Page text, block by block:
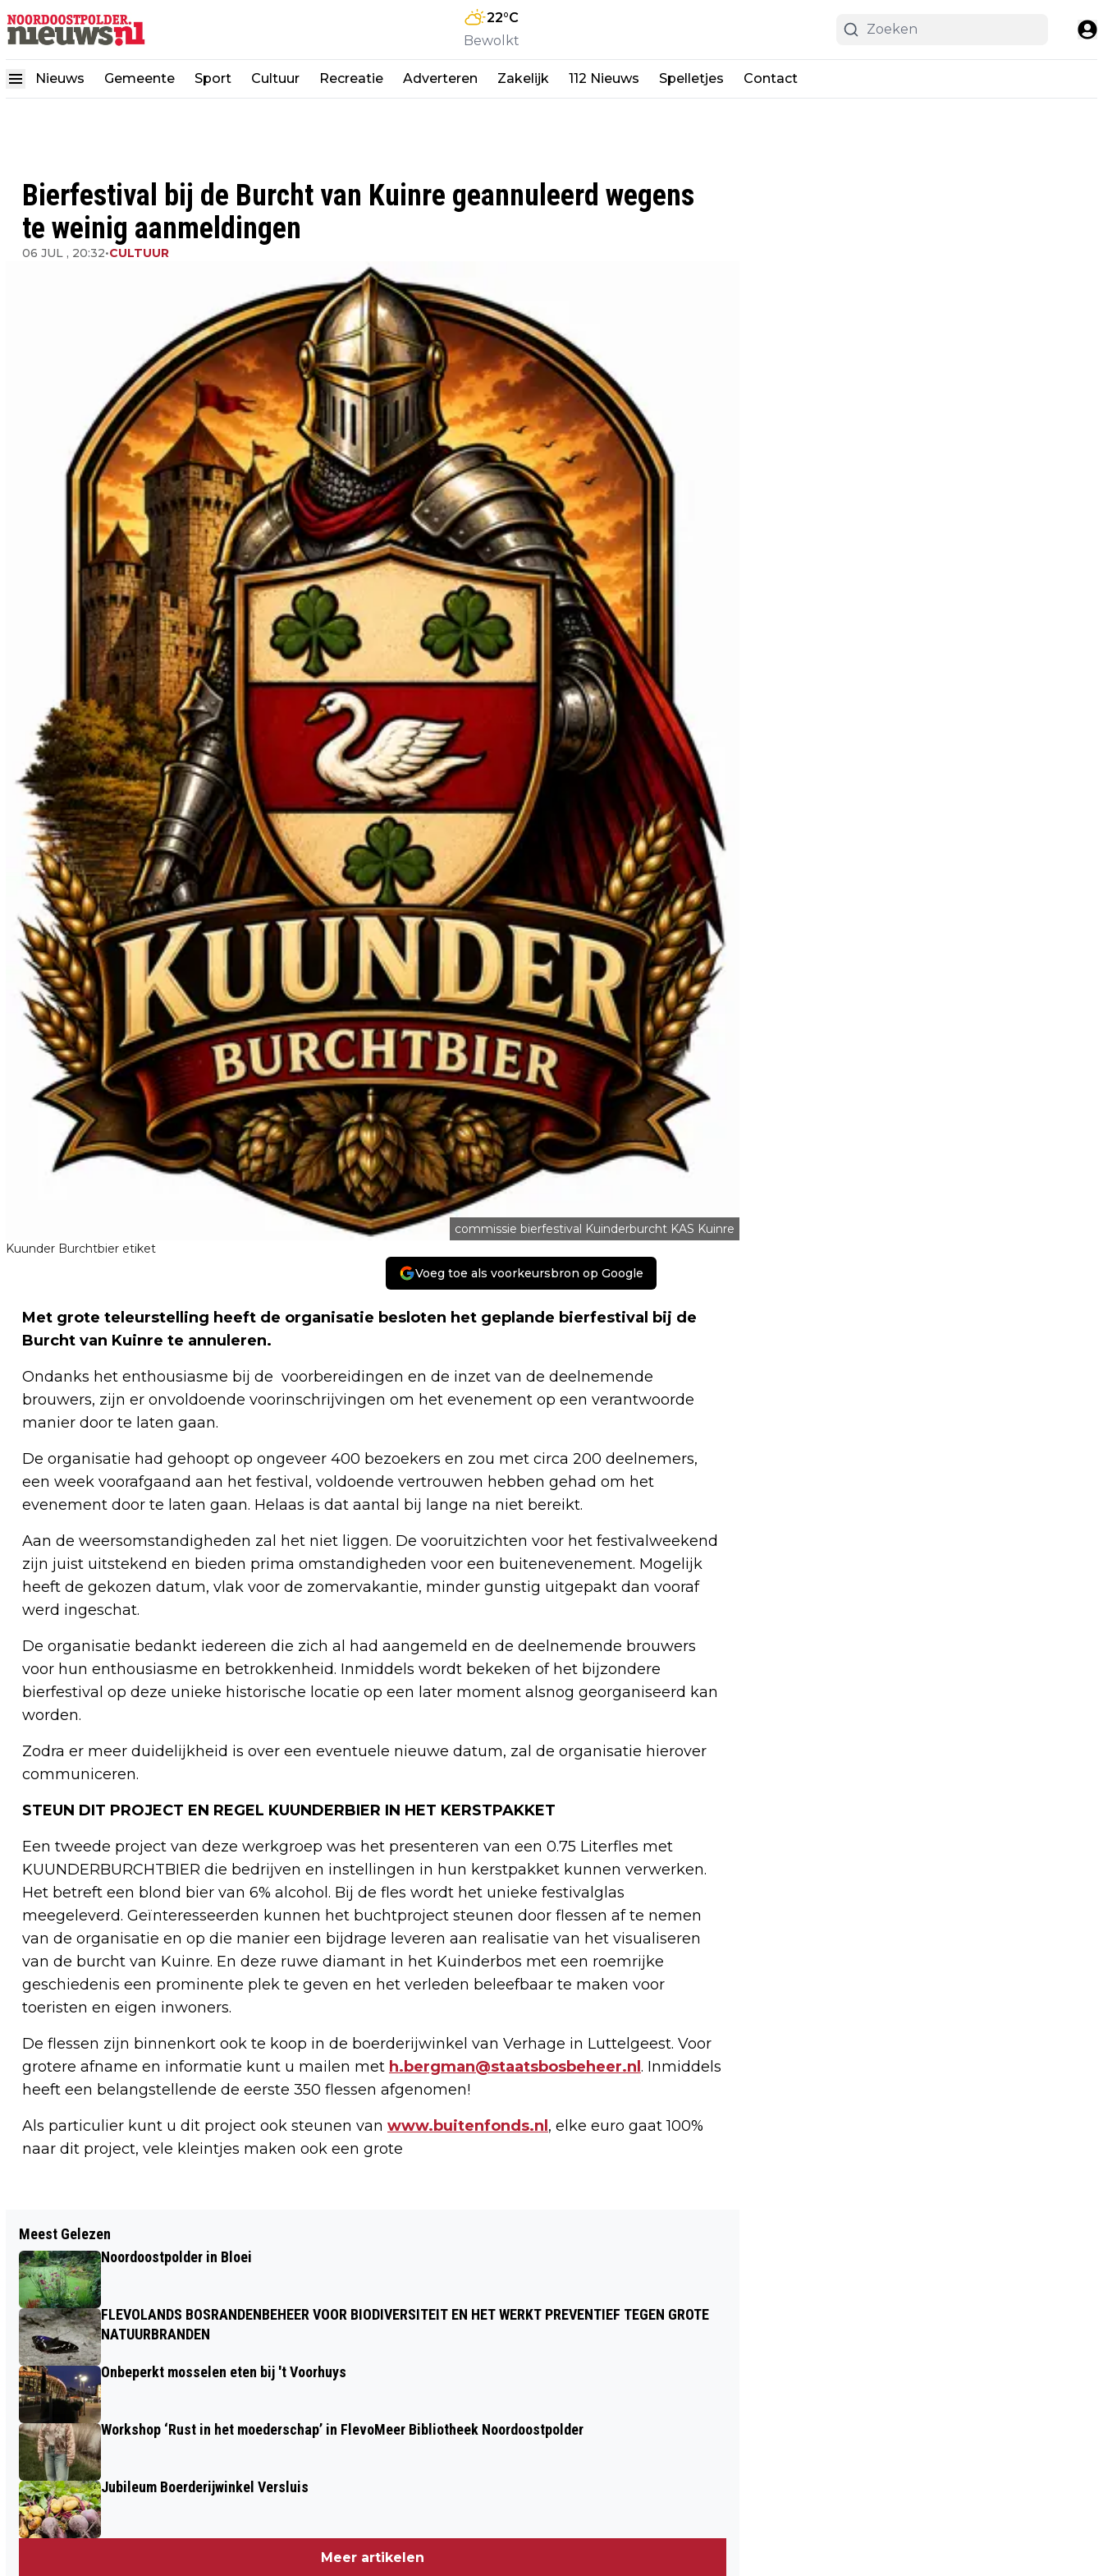
22°C
Bewolkt
Nieuws Gemeente Sport Cultuur Recreatie Adverteren Zakelijk 112 Nieuws Spelletjes Contact
Bierfestival bij de Burcht van Kuinre geannuleerd wegens
te weinig aanmeldingen
06 JUL , 20:32•CULTUUR
commissie bierfestival Kuinderburcht KAS Kuinre
Kuunder Burchtbier etiket
Voeg toe als voorkeursbron op Google
Met grote teleurstelling heeft de organisatie besloten het geplande bierfestival bij de
Burcht van Kuinre te annuleren.
Ondanks het enthousiasme bij de voorbereidingen en de inzet van de deelnemende
brouwers, zijn er onvoldoende voorinschrijvingen om het evenement op een verantwoorde
manier door te laten gaan.
De organisatie had gehoopt op ongeveer 400 bezoekers en zou met circa 200 deelnemers,
een week voorafgaand aan het festival, voldoende vertrouwen hebben gehad om het
evenement door te laten gaan. Helaas is dat aantal bij lange na niet bereikt.
Aan de weersomstandigheden zal het niet liggen. De vooruitzichten voor het festivalweekend
zijn juist uitstekend en bieden prima omstandigheden voor een buitenevenement. Mogelijk
heeft de gekozen datum, vlak voor de zomervakantie, minder gunstig uitgepakt dan vooraf
werd ingeschat.
De organisatie bedankt iedereen die zich al had aangemeld en de deelnemende brouwers
voor hun enthousiasme en betrokkenheid. Inmiddels wordt bekeken of het bijzondere
bierfestival op deze unieke historische locatie op een later moment alsnog georganiseerd kan
worden.
Zodra er meer duidelijkheid is over een eventuele nieuwe datum, zal de organisatie hierover
communiceren.
STEUN DIT PROJECT EN REGEL KUUNDERBIER IN HET KERSTPAKKET
Een tweede project van deze werkgroep was het presenteren van een 0.75 Literfles met
KUUNDERBURCHTBIER die bedrijven en instellingen in hun kerstpakket kunnen verwerken.
Het betreft een blond bier van 6% alcohol. Bij de fles wordt het unieke festivalglas
meegeleverd. Geïnteresseerden kunnen het buchtproject steunen door flessen af te nemen
van de organisatie en op die manier een bijdrage leveren aan realisatie van het visualiseren
van de burcht van Kuinre. En deze ruwe diamant in het Kuinderbos met een roemrijke
geschiedenis een prominente plek te geven en het verleden beleefbaar te maken voor
toeristen en eigen inwoners.
De flessen zijn binnenkort ook te koop in de boerderijwinkel van Verhage in Luttelgeest. Voor
grotere afname en informatie kunt u mailen met h.bergman@staatsbosbeheer.nl. Inmiddels
heeft een belangstellende de eerste 350 flessen afgenomen!
Als particulier kunt u dit project ook steunen van www.buitenfonds.nl, elke euro gaat 100%
naar dit project, vele kleintjes maken ook een grote
KINDEREN ONTDEKKEN DEZE ZOMER
SPELENDERWIJS DE WERELD VAN
WATER BIJ HET WOUDAGEMAAL
Meest Gelezen
Noordoostpolder in Bloei
FLEVOLANDS BOSRANDENBEHEER VOOR BIODIVERSITEIT EN HET WERKT PREVENTIEF TEGEN GROTE
NATUURBRANDEN
Onbeperkt mosselen eten bij 't Voorhuys
Workshop ‘Rust in het moederschap’ in FlevoMeer Bibliotheek Noordoostpolder
Jubileum Boerderijwinkel Versluis
Meer artikelen